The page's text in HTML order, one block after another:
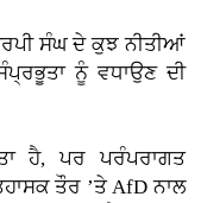
ਸੰਘ ਦੇ ਕੁਝ ਨੀਤੀਆਂ
ਨੂੰ ਵਧਾਉਣ ਦੀ
ਹੈ, ਪਰ ਪਰੰਪਰਾਗਤ
ਤੌਰ ’ਤੇ AfD ਨਾਲ